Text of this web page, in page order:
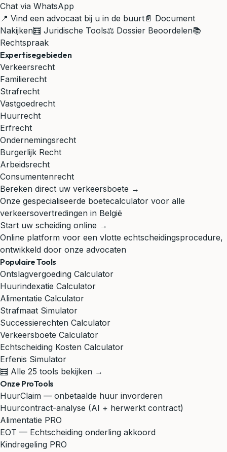
Chat via WhatsApp
📍 Vind een advocaat bij u in de buurt 📄 Document
Nakijken🧮 Juridische Tools⚖️ Dossier Beoordelen📚
Rechtspraak
Expertisegebieden
Verkeersrecht
Familierecht
Strafrecht
Vastgoedrecht
Huurrecht
Erfrecht
Ondernemingsrecht
Burgerlijk Recht
Arbeidsrecht
Consumentenrecht
Bereken direct uw verkeersboete →
Onze gespecialiseerde boetecalculator voor alle
verkeersovertredingen in België
Start uw scheiding online →
Online platform voor een vlotte echtscheidingsprocedure,
ontwikkeld door onze advocaten
Populaire Tools
Ontslagvergoeding Calculator
Huurindexatie Calculator
Alimentatie Calculator
Strafmaat Simulator
Successierechten Calculator
Verkeersboete Calculator
Echtscheiding Kosten Calculator
Erfenis Simulator
🧮 Alle 25 tools bekijken →
Onze ProTools
HuurClaim — onbetaalde huur invorderen
Huurcontract-analyse (AI + herwerkt contract)
Alimentatie PRO
EOT — Echtscheiding onderling akkoord
Kindregeling PRO